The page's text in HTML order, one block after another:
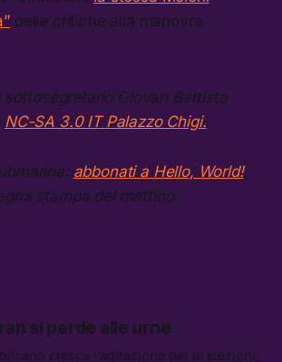
delle critiche alla manovra.
sottosegretario Giovan Battista
NC-SA 3.0 IT Palazzo Chigi.
abbonati a Hello, World!,
stampa del mattino.
si perde alle urne
cresce l’agitazione per le elezioni,